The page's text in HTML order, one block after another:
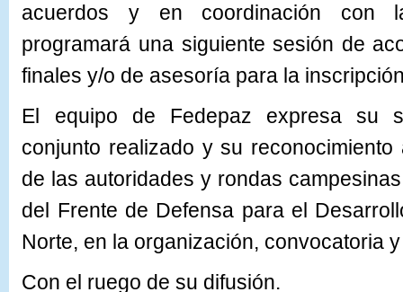
acuerdos y en coordinación con
programará una siguiente sesión de
finales y/o de asesoría para la
El equipo de Fedepaz expresa su
conjunto realizado y su
de las autoridades y rondas
del Frente de Defensa para el
Norte, en la organización, convocatoria
Con el ruego de su difusión.